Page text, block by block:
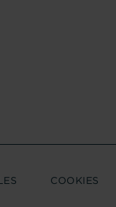
COOKIES